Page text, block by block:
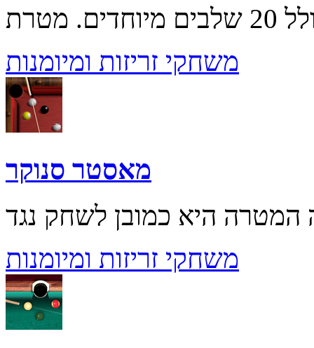
משחקי זריזות ומיומנות
מאסטר סנוקר
משחקי זריזות ומיומנות